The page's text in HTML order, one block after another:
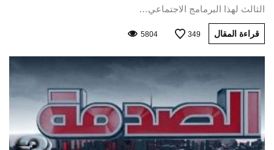
الثالث لهذا البرمامج الاجتماعي…
قراءة المقال 349
5804